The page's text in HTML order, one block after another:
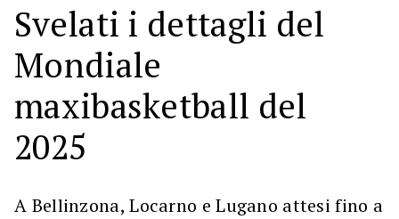
Svelati i dettagli del
Mondiale
maxibasketball del
2025
A Bellinzona, Locarno e Lugano attesi fino a